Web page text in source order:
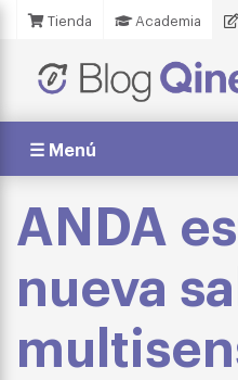
Tienda Academia
☰ Menú
ANDA
nueva